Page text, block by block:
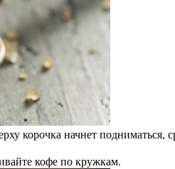
корочка начнет
кофе по кружкам.